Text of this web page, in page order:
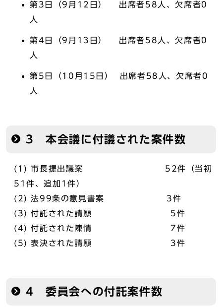
第3日（9月12日） 出席者58人、欠席者0
人
第4日（9月13日） 出席者58人、欠席者0
人
第5日（10月15日） 出席者58人、欠席者0
人
3 本会議に付議された案件数
(1) 市長提出議案 52件（当初
51件、追加1件）
(2) 法99条の意見書案 3件
(3) 付託された請願 5件
(4) 付託された陳情 7件
(5) 表決された請願 3件
4 委員会への付託案件数